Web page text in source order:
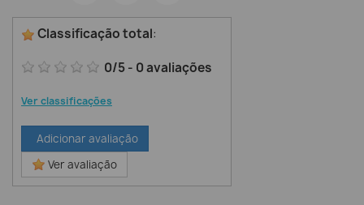
Classificação total:
0/5- 0avaliações
Ver classificações
Adicionar avaliação
Ver avaliação